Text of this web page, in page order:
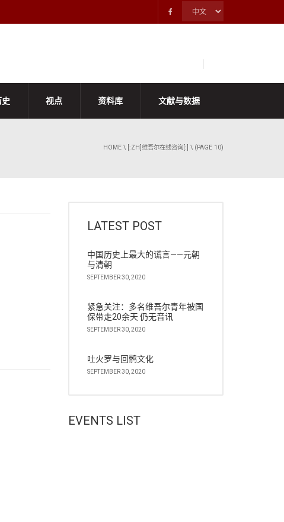
视点 资料库 文献与数据
HOME \ [:ZH]维吾尔在线咨询[:] \ (PAGE 10)
LATEST POST
中国历史上最大的谎言——元朝
与清朝
SEPTEMBER 30, 2020
紧急关注：多名维吾尔青年被国
保带走20余天 仍无音讯
SEPTEMBER 30, 2020
吐火罗与回鹘文化
SEPTEMBER 30, 2020
EVENTS LIST